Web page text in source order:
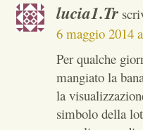
lucia1.Tr
6 maggio 2014
Per qualche
mangiato la
la
simbolo della